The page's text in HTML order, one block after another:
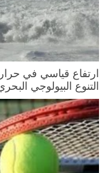
ارتفاع قياسي في
التنوع البيولوجي